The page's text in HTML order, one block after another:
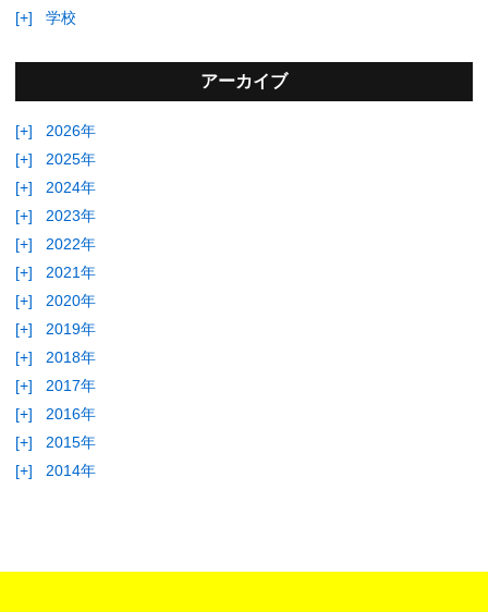
[+]
学校
アーカイブ
[+]
2026年
[+]
2025年
[+]
2024年
[+]
2023年
[+]
2022年
[+]
2021年
[+]
2020年
[+]
2019年
[+]
2018年
[+]
2017年
[+]
2016年
[+]
2015年
[+]
2014年